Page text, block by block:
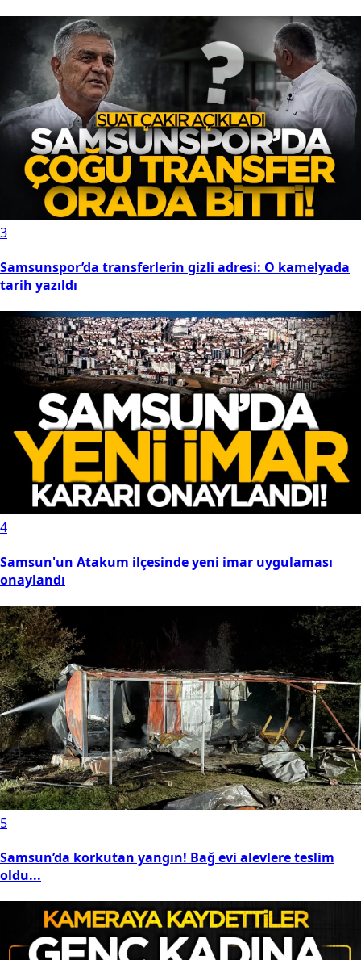
3
Samsunspor’da transferlerin gizli adresi: O kamelyada
tarih yazıldı
4
Samsun'un Atakum ilçesinde yeni imar uygulaması
onaylandı
5
Samsun’da korkutan yangın! Bağ evi alevlere teslim
oldu...